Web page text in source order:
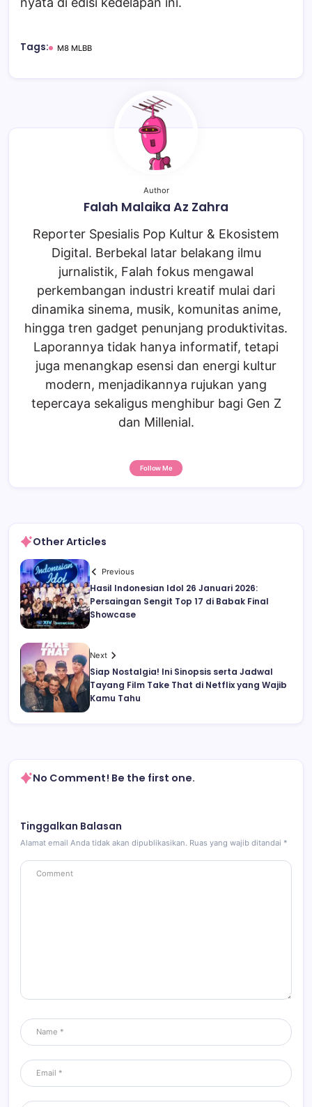
Tags: M8 MLBB
Author
Falah Malaika Az Zahra
Reporter Spesialis Pop Kultur & Ekosistem
Digital. Berbekal latar belakang ilmu
jurnalistik, Falah fokus mengawal
perkembangan industri kreatif mulai dari
dinamika sinema, musik, komunitas anime,
hingga tren gadget penunjang produktivitas.
Laporannya tidak hanya informatif, tetapi
juga menangkap esensi dan energi kultur
modern, menjadikannya rujukan yang
tepercaya sekaligus menghibur bagi Gen Z
dan Millenial.
Follow Me
Other Articles
Previous
Hasil Indonesian Idol 26 Januari 2026:
Persaingan Sengit Top 17 di Babak Final
Showcase
Next
Siap Nostalgia! Ini Sinopsis serta Jadwal
Tayang Film Take That di Netflix yang Wajib
Kamu Tahu
No Comment! Be the first one.
Tinggalkan Balasan
Alamat email Anda tidak akan dipublikasikan. Ruas yang wajib ditandai *